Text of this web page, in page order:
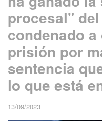
procesal"
condenado
prisión por
sentencia
lo que está
13/09/2023